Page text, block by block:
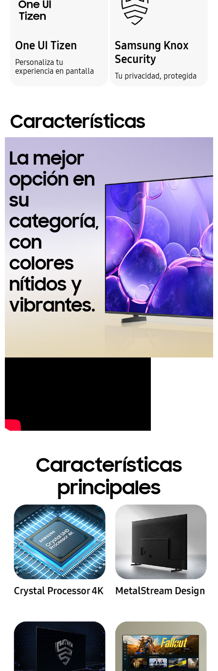
One UI Tizen
Personaliza tu
experiencia en pantalla
Samsung Knox
Security
Tu privacidad, protegida
Características
La mejor
opción en
su
categoría,
con
colores
nítidos y
vibrantes.
Características
principales